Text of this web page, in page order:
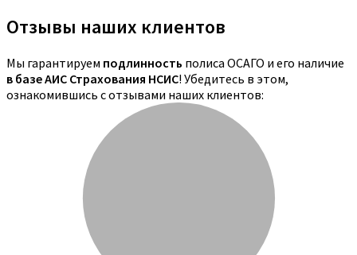
Отзывы наших клиентов
Мы гарантируем подлинность полиса ОСАГО и его наличие
в базе АИС Страхования НСИС! Убедитесь в этом,
ознакомившись с отзывами наших клиентов: